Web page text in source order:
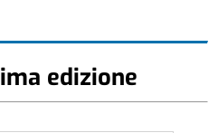
edizione